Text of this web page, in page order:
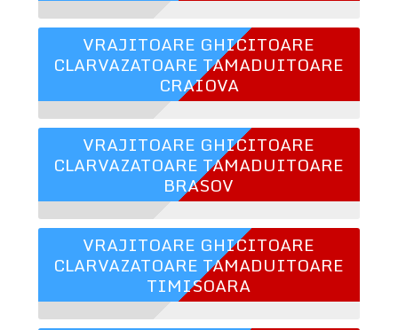
VRAJITOARE GHICITOARE
CLARVAZATOARE TAMADUITOARE
CRAIOVA
VRAJITOARE GHICITOARE
CLARVAZATOARE TAMADUITOARE
BRASOV
VRAJITOARE GHICITOARE
CLARVAZATOARE TAMADUITOARE
TIMISOARA